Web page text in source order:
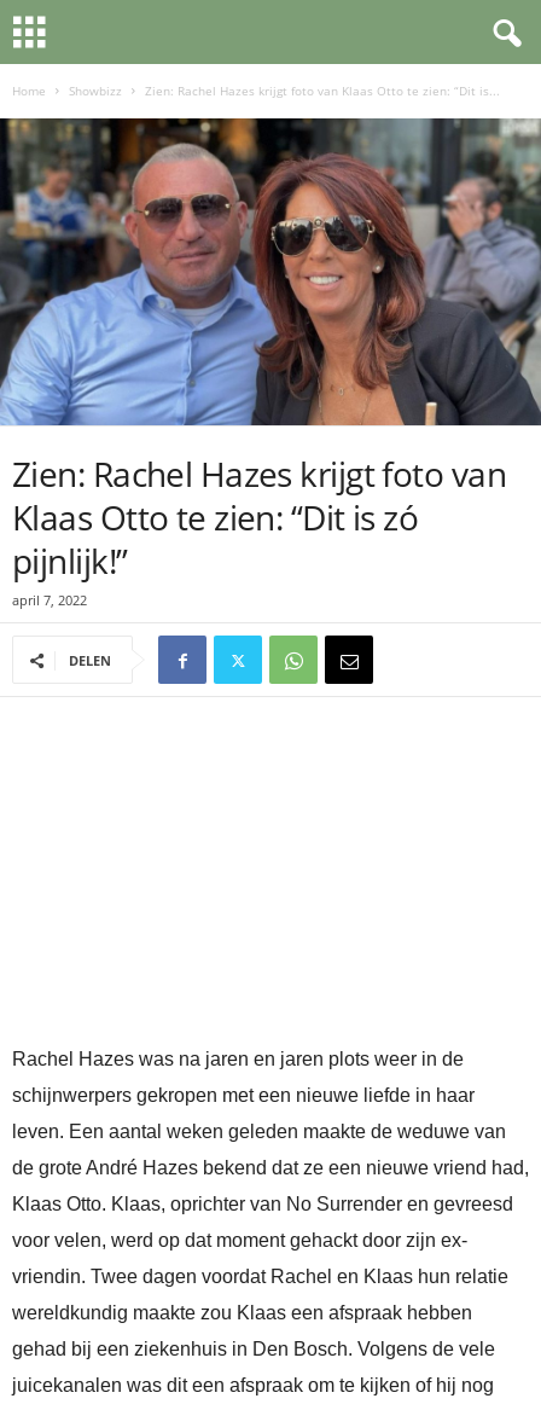
Home Showbizz Zien: Rachel Hazes krijgt foto van Klaas Otto te zien: “Dit is...
Zien: Rachel Hazes krijgt foto van
Klaas Otto te zien: “Dit is zó
pijnlijk!”
april 7, 2022
DELEN
Rachel Hazes was na jaren en jaren plots weer in de
schijnwerpers gekropen met een nieuwe liefde in haar
leven. Een aantal weken geleden maakte de weduwe van
de grote André Hazes bekend dat ze een nieuwe vriend had,
Klaas Otto. Klaas, oprichter van No Surrender en gevreesd
voor velen, werd op dat moment gehackt door zijn ex-
vriendin. Twee dagen voordat Rachel en Klaas hun relatie
wereldkundig maakte zou Klaas een afspraak hebben
gehad bij een ziekenhuis in Den Bosch. Volgens de vele
juicekanalen was dit een afspraak om te kijken of hij nog